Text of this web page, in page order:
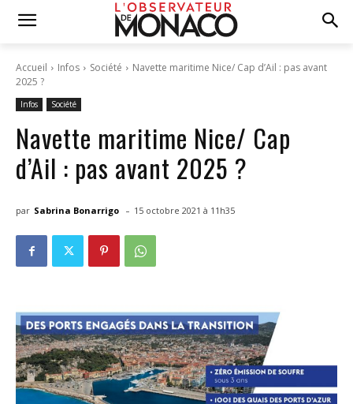
Accueil Infos Société
Navette maritime Nice/ Cap d’Ail : pas avant
2025 ?
Infos Société
Navette maritime Nice/ Cap
d’Ail : pas avant 2025 ?
par Sabrina Bonarrigo - 15 octobre 2021 à 11h35